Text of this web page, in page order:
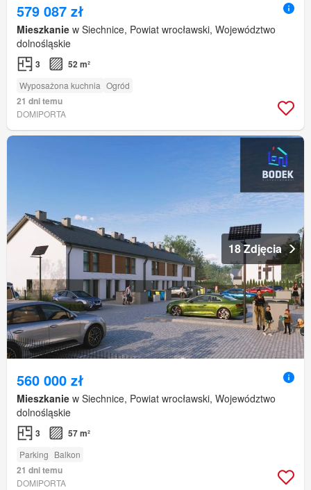
579 087 zł
Mieszkanie w Siechnice, Powiat wrocławski, Województwo
dolnośląskie
3 52 m²
Wyposażona kuchnia Ogród
21 dni temu
DOMIPORTA
18 Zdjęcia
560 000 zł
Mieszkanie w Siechnice, Powiat wrocławski, Województwo
dolnośląskie
3 57 m²
Parking Balkon
21 dni temu
DOMIPORTA